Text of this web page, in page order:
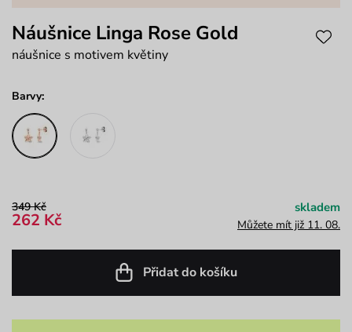
Náušnice Linga Rose Gold
náušnice s motivem květiny
Barvy:
349 Kč
262 Kč
skladem
Můžete mít již 11. 08.
Přidat do košíku